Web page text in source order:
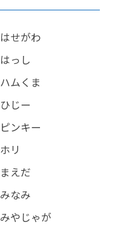
はせがわ
はっし
ハムくま
ひじー
ピンキー
ホリ
まえだ
みなみ
みやじゃが